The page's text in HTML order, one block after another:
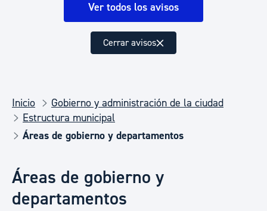
Ver todos los avisos
Cerrar avisos
Inicio
Gobierno y administración de la ciudad
Estructura municipal
Áreas de gobierno y departamentos
Áreas de gobierno y
departamentos